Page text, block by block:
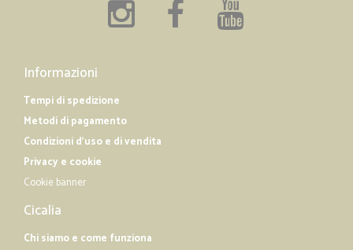
Informazioni
Tempi di spedizione
Metodi di pagamento
Condizioni d'uso e di vendita
Privacy e cookie
Cookie banner
Cicalia
Chi siamo e come funziona